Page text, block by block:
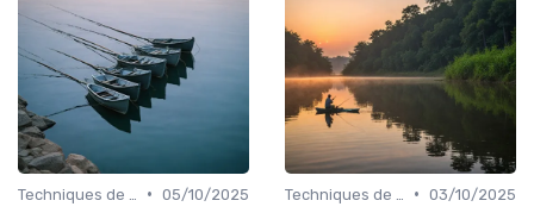
• 05/10/2025
• 03/10/2025